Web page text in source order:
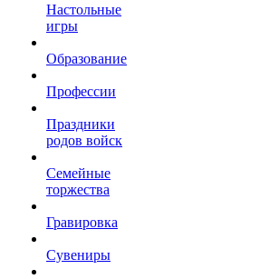
Настольные
игры
Образование
Профессии
Праздники
родов войск
Семейные
торжества
Гравировка
Сувениры